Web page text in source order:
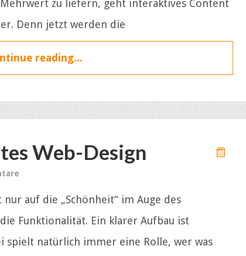
zu liefern, geht interaktives Content
Denn jetzt werden die
reading...
Web-Design
auf die „Schönheit“ im Auge des
Funktionalität. Ein klarer Aufbau ist
spielt natürlich immer eine Rolle, wer was